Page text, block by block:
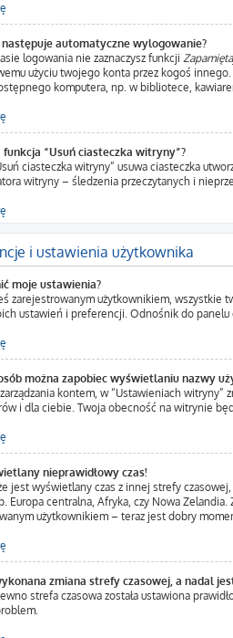
następuje automatyczne wylogowanie?
logowania nie zaznaczysz funkcji
użyciu twojego konta przez kogoś
komputera, np. w bibliotece,
funkcja “Usuń ciasteczka witryny”?
ciasteczka witryny” usuwa ciasteczka
witryny – śledzenia przeczytanych i
i ustawienia użytkownika
moje ustawienia?
zarejestrowanym użytkownikiem, wszystkie
ustawień i preferencji. Odnośnik do
można zapobiec wyświetlaniu nazwy
kontem, w “Ustawieniach witryny”
i dla ciebie. Twoja obecność na witrynie
nieprawidłowy czas!
jest wyświetlany czas z innej strefy
Europa centralna, Afryka, czy Nowa
użytkownikiem – teraz jest dobry
zmiana strefy czasowej, a nadal
strefa czasowa została ustawiona